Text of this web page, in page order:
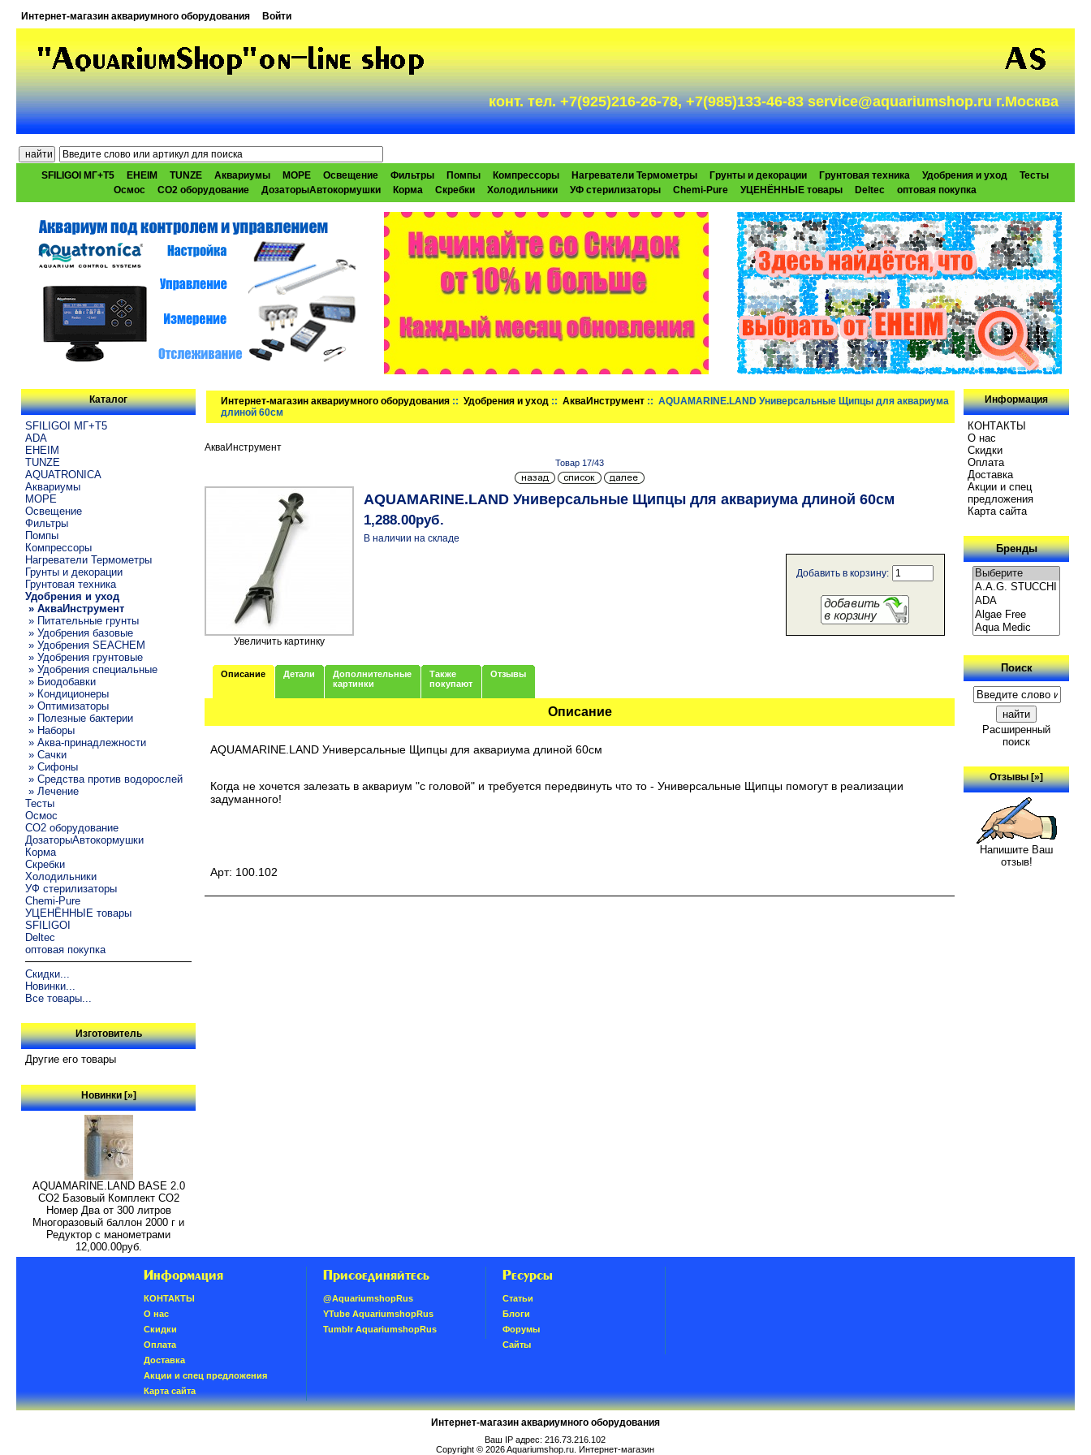
Интернет-магазин аквариумного оборудования Войти
конт. тел. +7(925)216-26-78, +7(985)133-46-83 service@aquariumshop.ru г.Москва
SFILIGOI МГ+Т5 EHEIM TUNZE Аквариумы МОРЕ Освещение Фильтры Помпы Компрессоры Нагреватели Термометры Грунты и декорации Грунтовая техника Удобрения и уход
Тесты
Осмос
CO2 оборудование ДозаторыАвтокормушки Корма Скребки Холодильники УФ стерилизаторы Chemi-Pure УЦЕНЁННЫЕ товары Deltec оптовая покупка
Каталог
SFILIGOI МГ+Т5
ADA
EHEIM
TUNZE
AQUATRONICA
Аквариумы
МОРЕ
Освещение
Фильтры
Помпы
Компрессоры
Нагреватели Термометры
Грунты и декорации
Грунтовая техника
Удобрения и уход
» АкваИнструмент
» Питательные грунты
» Удобрения базовые
» Удобрения SEACHEM
» Удобрения грунтовые
» Удобрения специальные
» Биодобавки
» Кондиционеры
» Оптимизаторы
» Полезные бактерии
» Наборы
» Аква-принадлежности
» Сачки
» Сифоны
» Средства против водорослей
» Лечение
Тесты
Осмос
CO2 оборудование
ДозаторыАвтокормушки
Корма
Скребки
Холодильники
УФ стерилизаторы
Chemi-Pure
УЦЕНЁННЫЕ товары
SFILIGOI
Deltec
оптовая покупка
Скидки...
Новинки...
Все товары...
Изготовитель
Другие его товары
Новинки [»]
AQUAMARINE.LAND BASE 2.0
СО2 Базовый Комплект СО2
Номер Два от 300 литров
Многоразовый баллон 2000 г и
Редуктор с манометрами
12,000.00руб.
Интернет-магазин аквариумного оборудования ::Удобрения и уход ::АкваИнструмент :: AQUAMARINE.LAND Универсальные Щипцы для аквариума
длиной 60см
АкваИнструмент
Товар 17/43
Увеличить картинку
AQUAMARINE.LAND Универсальные Щипцы для аквариума длиной 60см
1,288.00руб.
В наличии на складе
Добавить в корзину:
Описание Детали
Дополнительные
картинки
Также
покупают
Отзывы
Описание
AQUAMARINE.LAND Универсальные Щипцы для аквариума длиной 60см
Когда не хочется залезать в аквариум "с головой" и требуется передвинуть что то - Универсальные Щипцы помогут в реализации
задуманного!
Арт: 100.102
Информация
КОНТАКТЫ
О нас
Скидки
Oплатa
Доставка
Акции и спец
предложения
Карта сайта
Бренды
Поиск
Расширенный
поиск
Отзывы [»]
Напишите Ваш
отзыв!
Информация
КОНТАКТЫ
О нас
Скидки
Oплатa
Доставка
Акции и спец предложения
Карта сайта
Присоединяйтесь
@AquariumshopRus
YTube AquariumshopRus
Tumblr AquariumshopRus
Ресурсы
Статьи
Блоги
Форумы
Сайты
Интернет-магазин аквариумного оборудования
Ваш IP адрес: 216.73.216.102
Copyright © 2026Aquariumshop.ru . Интернет-магазин